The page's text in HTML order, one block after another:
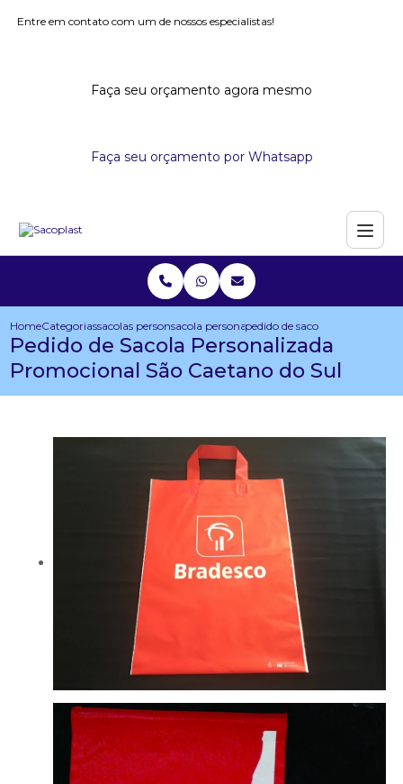
Entre em contato com um de nossos especialistas!
Faça seu orçamento agora mesmo
Faça seu orçamento por Whatsapp
HomeCategoriassacolas personalizadassacola personalizada para congresso
pedido de sacola
Pedido de Sacola Personalizada
Promocional São Caetano do Sul